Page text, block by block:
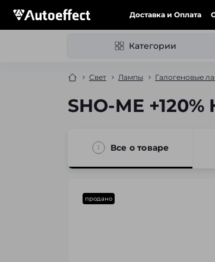
Доставка и Оплата
Категории
Свет Лампы Галогеновые
SHO-ME +120%
Все о товаре
продано